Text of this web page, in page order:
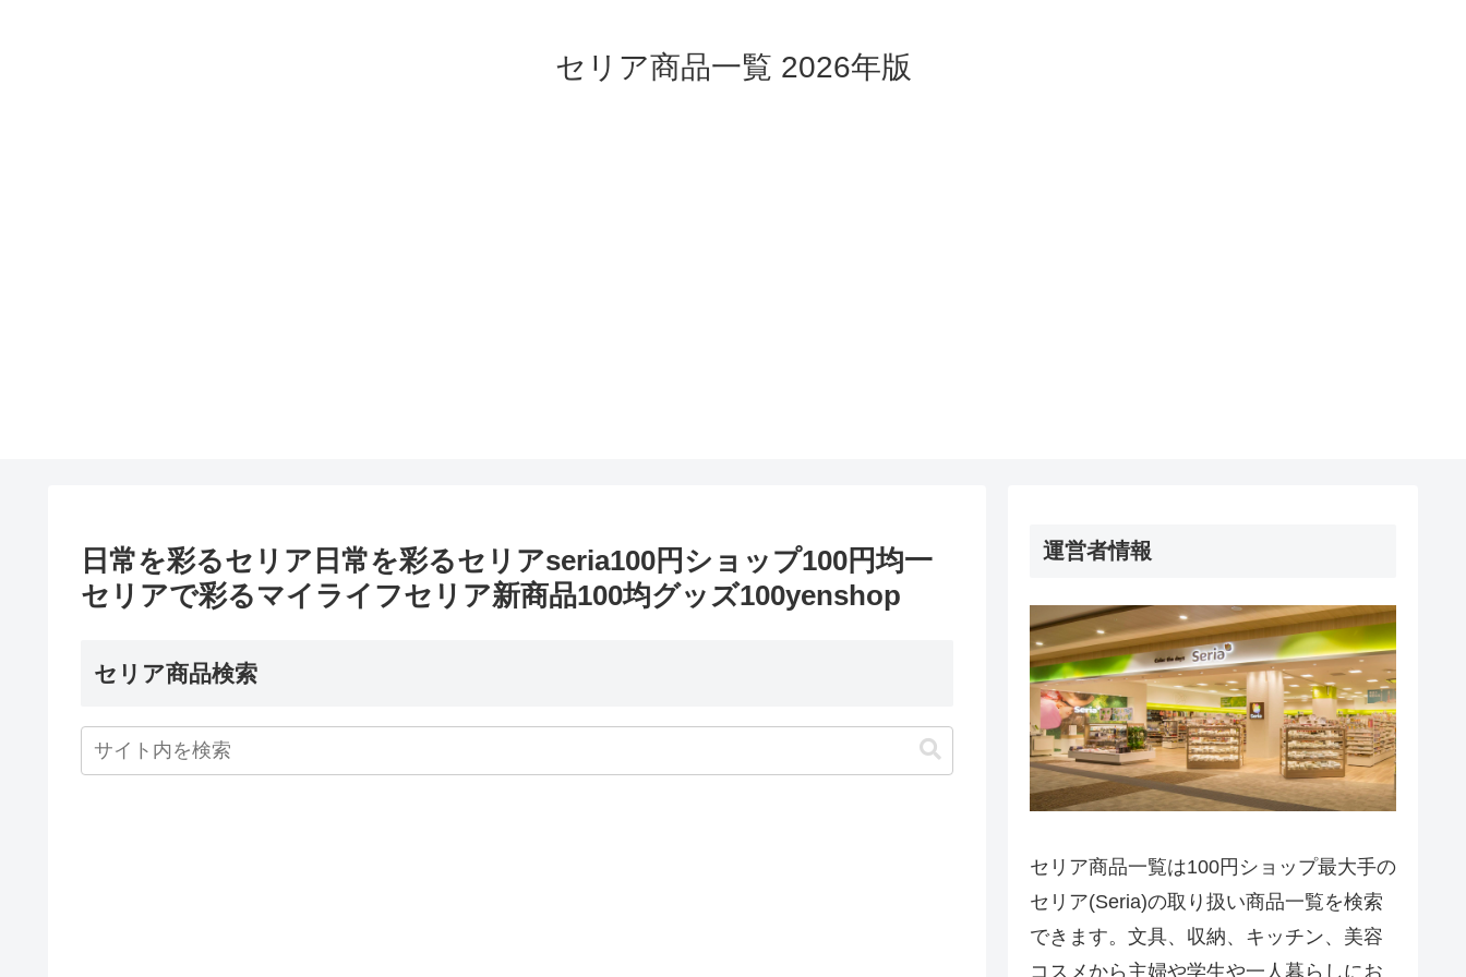
セリア商品一覧 2026年版
日常を彩るセリア日常を彩るセリアseria100円ショップ100円均一
セリアで彩るマイライフセリア新商品100均グッズ100yenshop
セリア商品検索
運営者情報
セリア商品一覧は100円ショップ最大手の
セリア(Seria)の取り扱い商品一覧を検索
できます。文具、収納、キッチン、美容
コスメから主婦や学生や一人暮らしにお